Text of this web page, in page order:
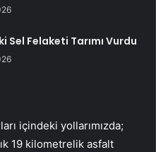
Sel Felaketi Tarımı Vurdu
içindeki yollarımızda;
19 kilometrelik asfalt